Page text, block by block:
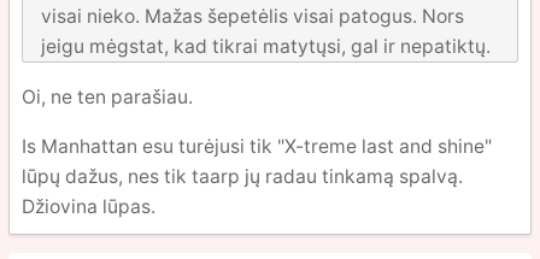
visai nieko. Mažas šepetėlis visai patogus. Nors
jeigu mėgstat, kad tikrai matytųsi, gal ir nepatiktų.
Oi, ne ten parašiau.
Is Manhattan esu turėjusi tik "X-treme last and shine"
lūpų dažus, nes tik taarp jų radau tinkamą spalvą.
Džiovina lūpas.